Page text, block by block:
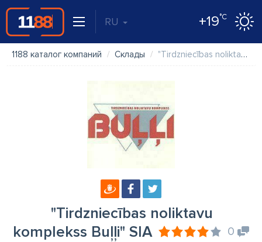
RU +19°C
1188 каталог компаний Склады "Tirdzniecības noliktavu komplekss Buļļi" SIA
"Tirdzniecības noliktavu
komplekss Buļļi" SIA
0